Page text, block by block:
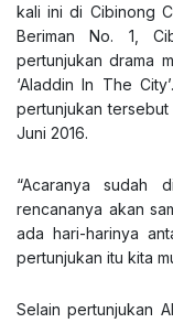
kali ini di Cibinong
Beriman No. 1,
pertunjukan drama
‘Aladdin In The
pertunjukan
Juni 2016.
“Acaranya sudah
rencananya akan
ada hari-harinya
pertunjukan itu kita
Selain pertunjukan